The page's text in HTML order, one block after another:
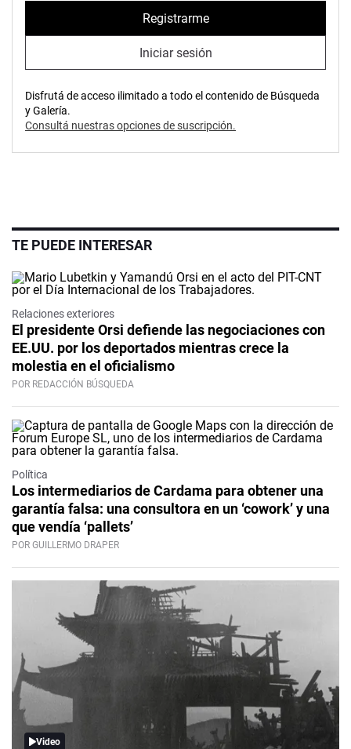
Registrarme
Iniciar sesión
Disfrutá de acceso ilimitado a todo el contenido de Búsqueda
y Galería.
Consultá nuestras opciones de suscripción.
TE PUEDE INTERESAR
Relaciones exteriores
El presidente Orsi defiende las negociaciones con
EE.UU. por los deportados mientras crece la
molestia en el oficialismo
POR REDACCIÓN BÚSQUEDA
Política
Los intermediarios de Cardama para obtener una
garantía falsa: una consultora en un ‘cowork’ y una
que vendía ‘pallets’
POR GUILLERMO DRAPER
Video